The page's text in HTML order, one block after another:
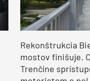
Rekonštrukcia
mostov finišuje.
Trenčíne